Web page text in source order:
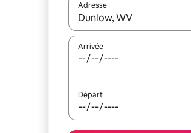
Adresse
Lorsque les résultats
Arrivée
Départ